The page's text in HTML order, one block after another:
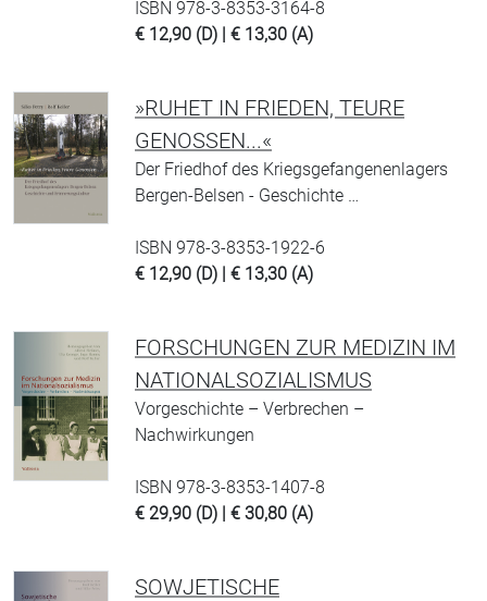
ISBN 978-3-8353-3164-8
€ 12,90 (D) | € 13,30 (A)
»RUHET IN FRIEDEN, TEURE
GENOSSEN...«
Der Friedhof des Kriegsgefangenenlagers
Bergen-Belsen - Geschichte …
ISBN 978-3-8353-1922-6
€ 12,90 (D) | € 13,30 (A)
FORSCHUNGEN ZUR MEDIZIN IM
NATIONALSOZIALISMUS
Vorgeschichte – Verbrechen –
Nachwirkungen
ISBN 978-3-8353-1407-8
€ 29,90 (D) | € 30,80 (A)
SOWJETISCHE